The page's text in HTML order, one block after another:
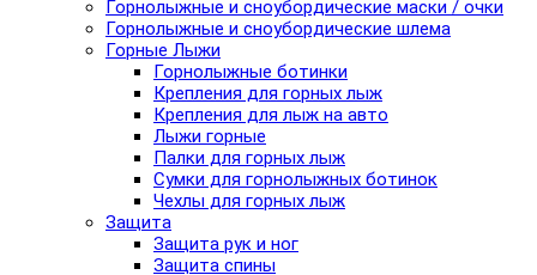
Горнолыжные и сноубордические маски / очки
Горнолыжные и сноубордические шлема
Горные Лыжи
Горнолыжные ботинки
Крепления для горных лыж
Крепления для лыж на авто
Лыжи горные
Палки для горных лыж
Сумки для горнолыжных ботинок
Чехлы для горных лыж
Защита
Защита рук и ног
Защита спины